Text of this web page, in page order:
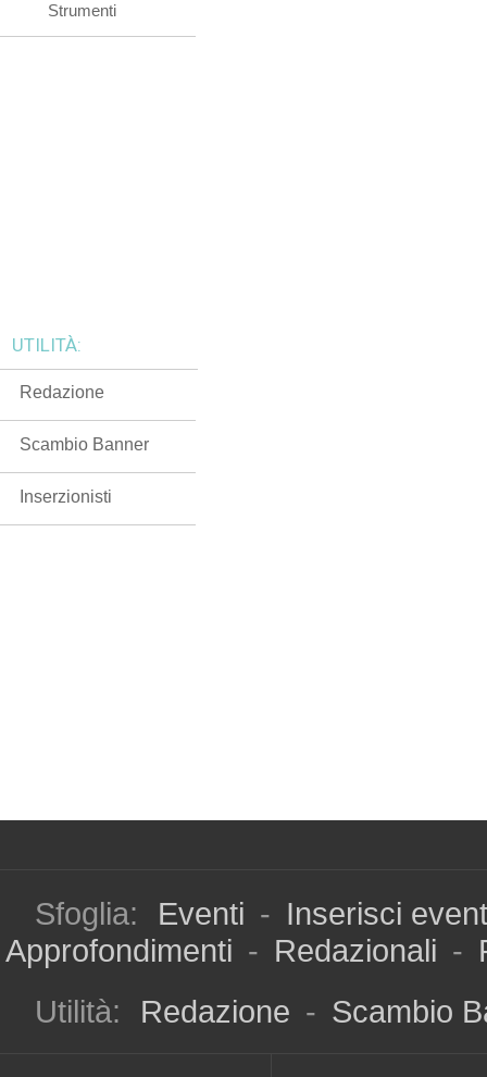
Strumenti
UTILITÀ:
Redazione
Scambio Banner
Inserzionisti
Sfoglia: Eventi - Inserisci
Approfondimenti - Redazionali -
Utilità:
Redazione - Scambio